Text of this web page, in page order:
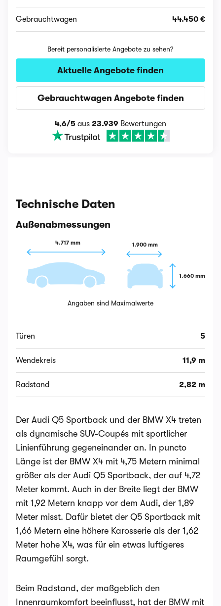
Gebrauchtwagen 44.450 €
Bereit personalisierte Angebote zu sehen?
Aktuelle Angebote finden
Gebrauchtwagen Angebote finden
4,6/5 aus 23.939 Bewertungen
Technische Daten
Außenabmessungen
4.717 mm 1.900 mm
1.660 mm
Angaben sind Maximalwerte
Türen 5
Wendekreis 11,9 m
Radstand 2,82 m
Der Audi Q5 Sportback und der BMW X4 treten
als dynamische SUV-Coupés mit sportlicher
Linienführung gegeneinander an. In puncto
Länge ist der BMW X4 mit 4,75 Metern minimal
größer als der Audi Q5 Sportback, der auf 4,72
Meter kommt. Auch in der Breite liegt der BMW
mit 1,92 Metern knapp vor dem Audi, der 1,89
Meter misst. Dafür bietet der Q5 Sportback mit
1,66 Metern eine höhere Karosserie als der 1,62
Meter hohe X4, was für ein etwas luftigeres
Raumgefühl sorgt.
Beim Radstand, der maßgeblich den
Innenraumkomfort beeinflusst, hat der BMW mit